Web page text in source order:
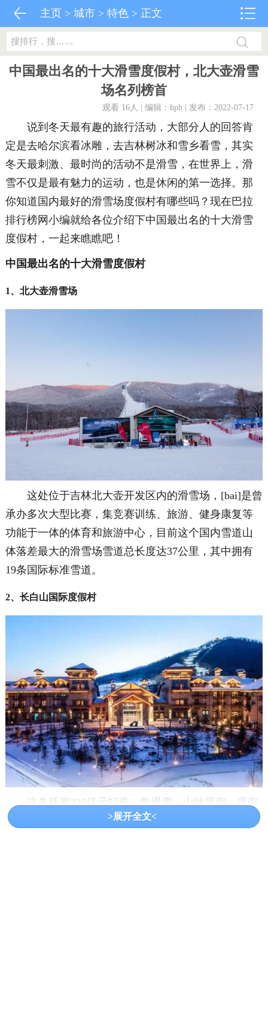
主页 >城市 >特色 > 正文
中国最出名的十大滑雪度假村，北大壶滑雪
场名列榜首
观看 16人 | 编辑：hph | 发布：2022-07-17
说到冬天最有趣的旅行活动，大部分人的回答肯
定是去哈尔滨看冰雕，去吉林树冰和雪乡看雪，其实
冬天最刺激、最时尚的活动不是滑雪，在世界上，滑
雪不仅是最有魅力的运动，也是休闲的第一选择。那
你知道国内最好的滑雪场度假村有哪些吗？现在巴拉
排行榜网小编就给各位介绍下中国最出名的十大滑雪
度假村，一起来瞧瞧吧！
中国最出名的十大滑雪度假村
1、北大壶滑雪场
这处位于吉林北大壶开发区内的滑雪场，[bai]是曾
承办多次大型比赛，集竞赛训练、旅游、健身康复等
功能于一体的体育和旅游中心，目前这个国内雪道山
体落差最大的滑雪场雪道总长度达37公里，其中拥有
19条国际标准雪道。
2、长白山国际度假村
这条耗资230亿元打造，集滑雪、山地度假、度假
小镇、娱乐温泉等功能于一体的全国规模最大的单个
>展开全文<